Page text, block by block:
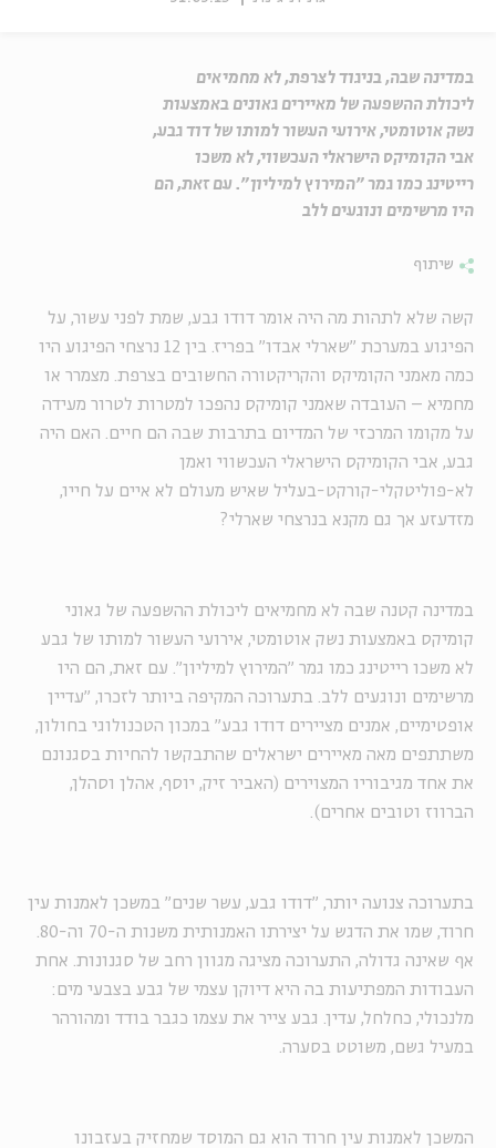
במדינה שבה, בניגוד לצרפת, לא מחמיאים
ליכולת ההשפעה של מאיירים גאונים באמצעות
נשק אוטומטי, אירועי העשור למותו של דוד גבע,
אבי הקומיקס הישראלי העכשווי, לא משכו
רייטינג כמו גמר "המירוץ למיליון". עם זאת, הם
היו מרשימים ונוגעים ללב
שיתוף
קשה שלא לתהות מה היה אומר דודו גבע, שמת לפני עשור, על
הפיגוע במערכת "שארלי אבדו" בפריז. בין 12 נרצחי הפיגוע היו
כמה מאמני הקומיקס והקריקטורה החשובים בצרפת. מצמרר או
מחמיא – העובדה שאמני קומיקס נהפכו למטרות לטרור מעידה
על מקומו המרכזי של המדיום בתרבות שבה הם חיים. האם היה
גבע, אבי הקומיקס הישראלי העכשווי ואמן
לא-פוליטקלי-קורקט-בעליל שאיש מעולם לא איים על חייו,
מזדעזע אך גם מקנא בנרצחי שארלי?
במדינה קטנה שבה לא מחמיאים ליכולת ההשפעה של גאוני
קומיקס באמצעות נשק אוטומטי, אירועי העשור למותו של גבע
לא משכו רייטינג כמו גמר "המירוץ למיליון". עם זאת, הם היו
מרשימים ונוגעים ללב. בתערוכה המקיפה ביותר לזכרו, "עדיין
אופטימיים, אמנים מציירים דודו גבע" במכון הטכנולוגי בחולון,
משתתפים מאה מאיירים ישראלים שהתבקשו להחיות בסגנונם
את אחד מגיבוריו המצוירים (האביר זיק, יוסף, אהלן וסהלן,
הברווז וטובים אחרים).
בתערוכה צנועה יותר, "דודו גבע, עשר שנים" במשכן לאמנות עין
אף שאינה גדולה, התערוכה מציגה מגוון רחב של סגנונות. אחת
העבודות המפתיעות בה היא דיוקן עצמי של גבע בצבעי מים:
מלנכולי, כחלחל, עדין. גבע צייר את עצמו כגבר בודד ומהורהר
במעיל גשם, משוטט בסערה.
המשכן לאמנות עין חרוד הוא גם המוסד שמחזיק בעזבונו